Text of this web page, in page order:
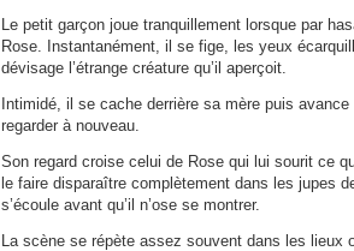
Le petit garçon joue tranquillement lorsque par
Rose. Instantanément, il se fige, les yeux
dévisage l’étrange créature qu’il aperçoit.
Intimidé, il se cache derrière sa mère puis
regarder à nouveau.
Son regard croise celui de Rose qui lui sourit ce
le faire disparaître complètement dans les jupes
s’écoule avant qu’il n’ose se montrer.
La scène se répète assez souvent dans les lieux